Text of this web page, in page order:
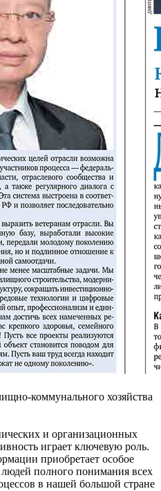
коммунального хозяйства
и организационных
играет ключевую роль.
приобретает особое
полного понимания всех
в нашей большой стране